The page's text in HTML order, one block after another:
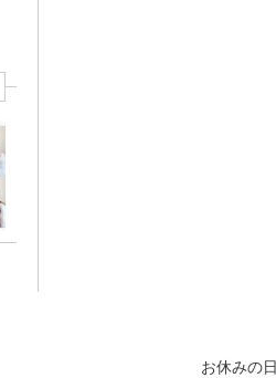
お休みの日